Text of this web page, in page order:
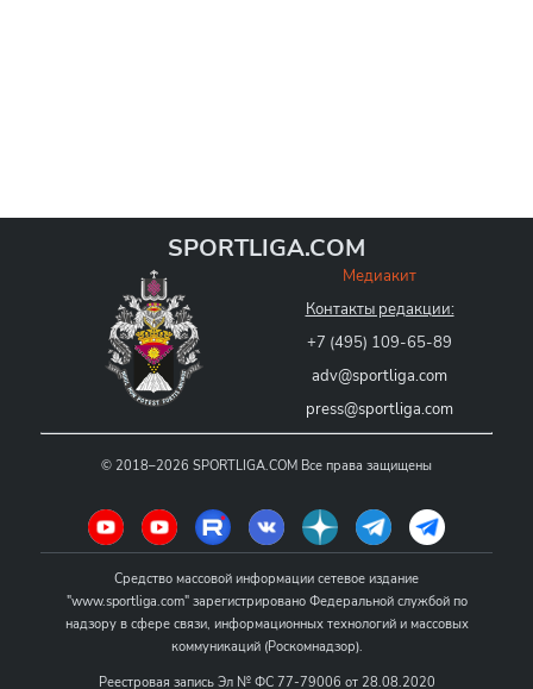
SPORTLIGA.COM
Медиакит
Контакты редакции:
+7 (495) 109-65-89
adv@sportliga.com
press@sportliga.com
© 2018–2026 SPORTLIGA.COM Все права защищены
Средство массовой информации сетевое издание
"www.sportliga.com" зарегистрировано Федеральной службой по
надзору в сфере связи, информационных технологий и массовых
коммуникаций (Роскомнадзор).
Реестровая запись Эл № ФС 77-79006 от 28.08.2020